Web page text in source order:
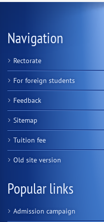
Navigation
Rectorate
For foreign students
Feedback
Sitemap
Tuition fee
Old site version
Popular links
Admission campaign